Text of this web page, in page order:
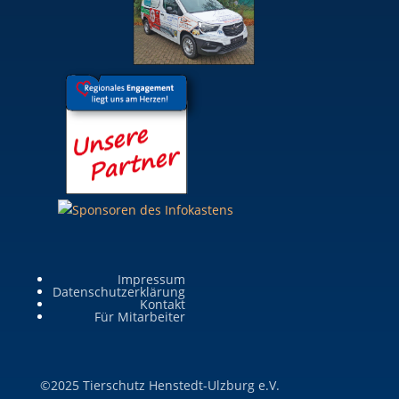
Impressum
Datenschutzerklärung
Kontakt
Für Mitarbeiter
©2025 Tierschutz Henstedt-Ulzburg e.V.